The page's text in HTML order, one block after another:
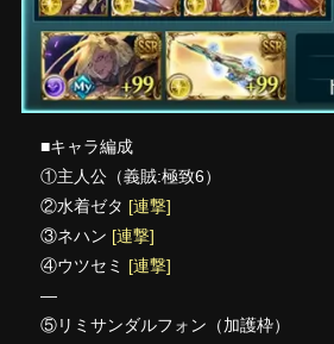
■キャラ編成
①主人公（義賊:極致6）
②水着ゼタ [連撃]
③ネハン [連撃]
④ウツセミ [連撃]
—
⑤リミサンダルフォン（加護枠）